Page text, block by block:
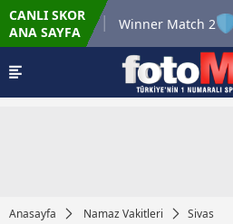
CANLI SKOR
ANA SAYFA
Match 12 Winner Match 2
Anasayfa Namaz Vakitleri Sivas